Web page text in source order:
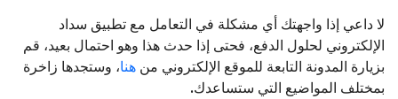
لا داعي إذا واجهتك أي مشكلة في التعامل مع تطبيق سداد
الإلكتروني لحلول الدفع، فحتى إذا حدث هذا وهو احتمال بعيد، قم
بزيارة المدونة التابعة للموقع الإلكتروني من هنا، وستجدها زاخرة
بمختلف المواضيع التي ستساعدك.